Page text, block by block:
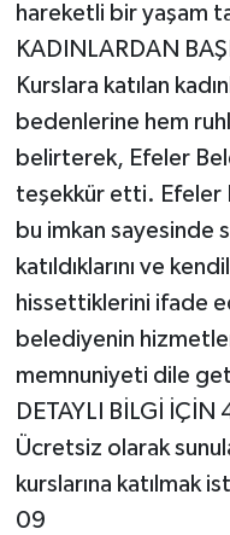
hareketli bir yaşam
KADINLARDAN
Kurslara katılan
bedenlerine hem
belirterek, Efeler
teşekkür etti. Efeler
bu imkan sayesinde
katıldıklarını ve
hissettiklerini ifade
belediyenin
memnuniyeti dile
DETAYLI BİLGİ
Ücretsiz olarak
kurslarına katılmak
09